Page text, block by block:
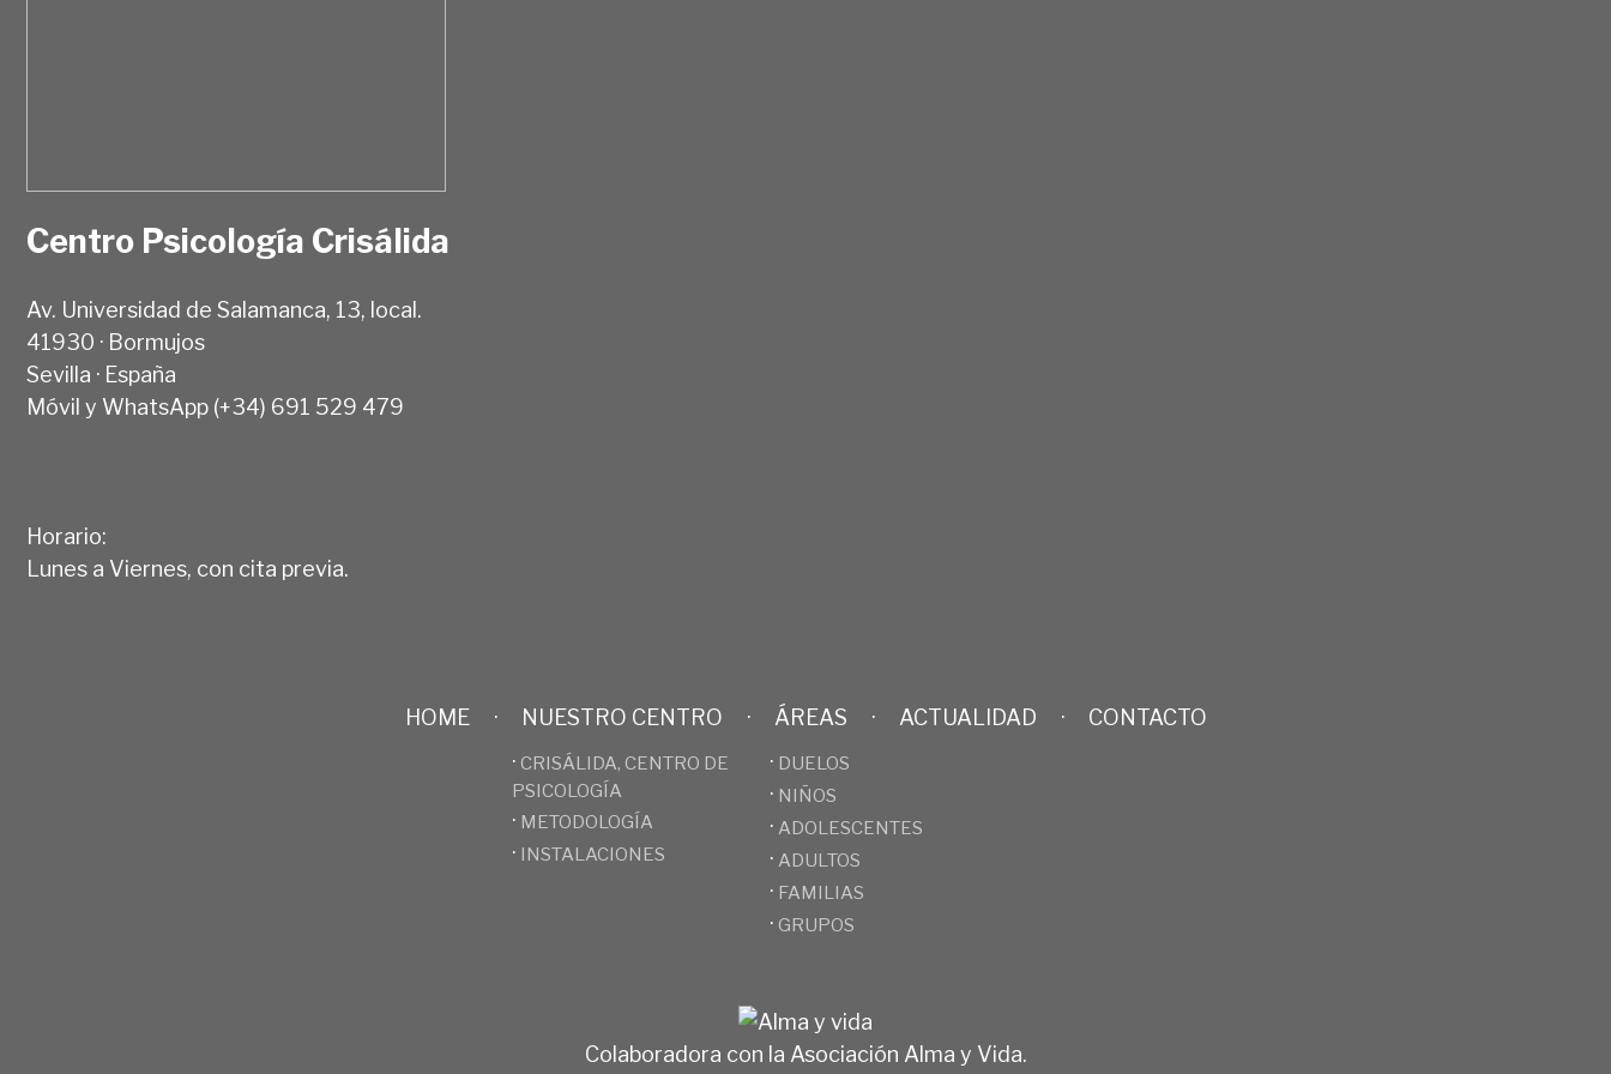
Centro Psicología Crisálida
Av. Universidad de Salamanca, 13, local.
41930 · Bormujos
Sevilla · España
Móvil y WhatsApp (+34) 691 529 479
Horario:
Lunes a Viernes, con cita previa.
HOME · NUESTRO CENTRO · ÁREAS · ACTUALIDAD ·
CONTACTO
· CRISÁLIDA, CENTRO DE
PSICOLOGÍA
· METODOLOGÍA
· INSTALACIONES
· DUELOS
· NIÑOS
· ADOLESCENTES
· ADULTOS
· FAMILIAS
· GRUPOS
Colaboradora con la Asociación Alma y Vida.